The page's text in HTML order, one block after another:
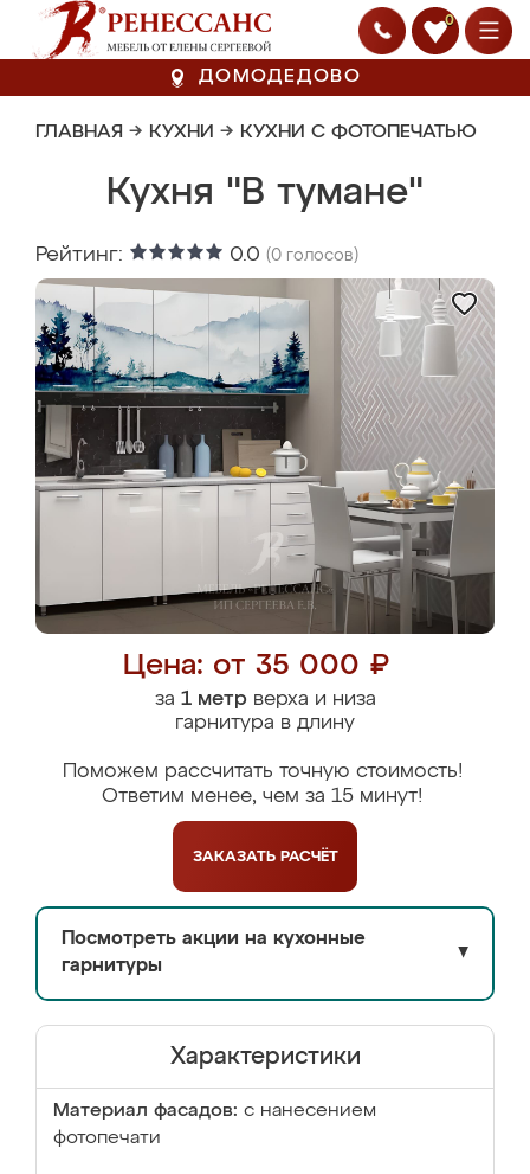
0
ДОМОДЕДОВО
ГЛАВНАЯ → КУХНИ → КУХНИ С ФОТОПЕЧАТЬЮ
Кухня "В тумане"
Рейтинг: 0.0 (0 голосов)
Цена: от 35 000 ₽
за 1 метрверха и низа
гарнитура в длину
Поможем рассчитать точную стоимость!
Ответим менее, чем за 15 минут!
ЗАКАЗАТЬ РАСЧЁТ
Посмотреть акции на кухонные
гарнитуры
▼
Характеристики
Материал фасадов: с нанесением
фотопечати